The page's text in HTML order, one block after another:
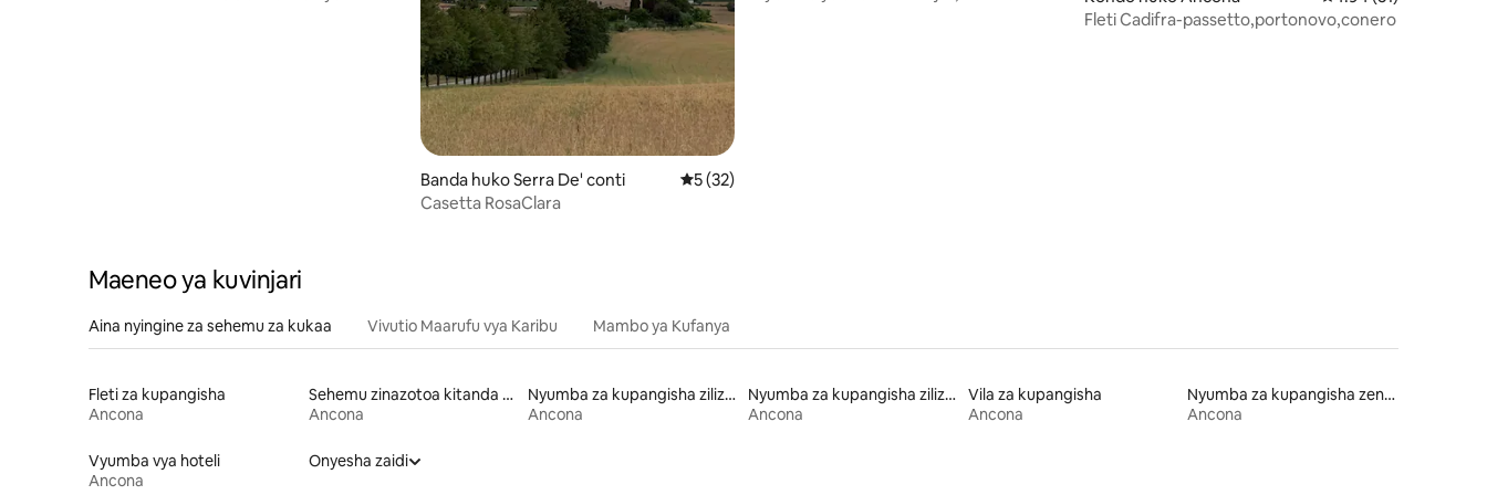
Banda huko Serra De' conti Ukadiriaji wa wastani wa 5 kati ya 5, tathmini 32
5 (32)
Casetta RosaClara
Fleti Cadifra-passetto,portonovo,conero
Maeneo ya kuvinjari
Aina nyingine za sehemu za kukaa Vivutio Maarufu vya Karibu Mambo ya Kufanya
Fleti za kupangisha
Ancona
Sehemu zinazotoa kitanda na kifungua kinywa
Ancona
Nyumba za kupangisha zilizo na sauna
Ancona
Nyumba za kupangisha zilizo na ufikiaji wa ziwa
Ancona
Vila za kupangisha
Ancona
Nyumba za kupangisha zenye kiamsha kinywa
Ancona
Vyumba vya hoteli
Ancona
Onyesha zaidi